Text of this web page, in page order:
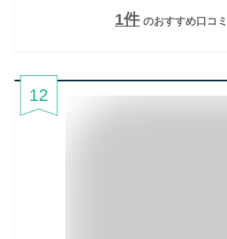
1件 のおすすめ口コ
12